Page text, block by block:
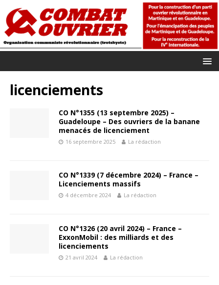
licenciements
CO N°1355 (13 septembre 2025) –
Guadeloupe – Des ouvriers de la banane
menacés de licenciement
16 septembre 2025 La rédaction
CO N°1339 (7 décembre 2024) – France –
Licenciements massifs
4 décembre 2024 La rédaction
CO N°1326 (20 avril 2024) – France –
ExxonMobil : des milliards et des
licenciements
21 avril 2024 La rédaction